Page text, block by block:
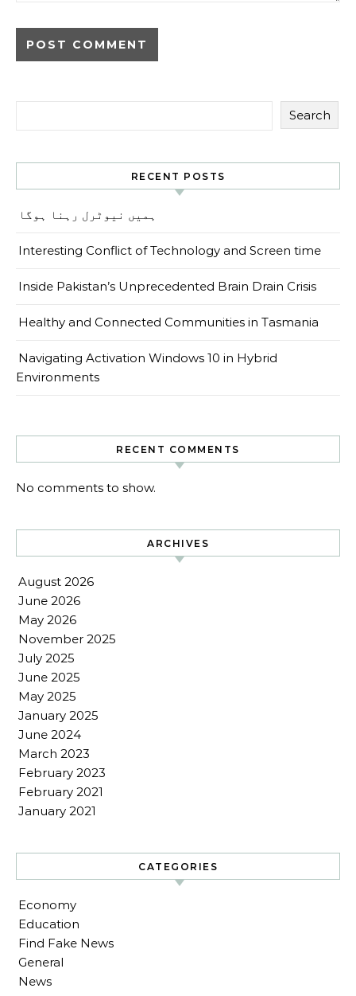
Search
RECENT POSTS
ہمیں نیوٹرل رہنا ہوگا
Interesting Conflict of Technology and Screen time
Inside Pakistan’s Unprecedented Brain Drain Crisis
Healthy and Connected Communities in Tasmania
Navigating Activation Windows 10 in Hybrid
Environments
RECENT COMMENTS
No comments to show.
ARCHIVES
August 2026
June 2026
May 2026
November 2025
July 2025
June 2025
May 2025
January 2025
June 2024
March 2023
February 2023
February 2021
January 2021
CATEGORIES
Economy
Education
Find Fake News
General
News